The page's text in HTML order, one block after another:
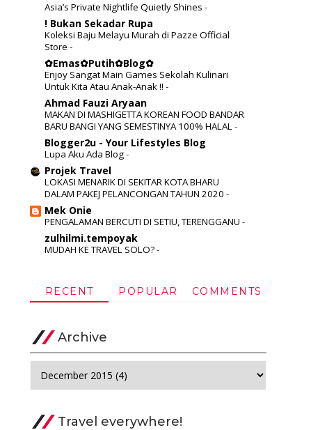
Asia’s Private Nightlife Quietly Shines -
! Bukan Sekadar Rupa
Koleksi Baju Melayu Murah di Pazze Official
Store -
✿Emas✿Putih✿Blog✿
Enjoy Sangat Main Games Sekolah Kulinari
Untuk Kita Atau Anak-Anak !! -
Ahmad Fauzi Aryaan
MAKAN DI MASHIGETTA KOREAN FOOD BANDAR
BARU BANGI YANG SEMESTINYA 100% HALAL-
Blogger2u - Your Lifestyles Blog
Lupa Aku Ada Blog-
Projek Travel
LOKASI MENARIK DI SEKITAR KOTA BHARU
DALAM PAKEJ PELANCONGAN TAHUN 2020 -
Mek Onie
PENGALAMAN BERCUTI DI SETIU, TERENGGANU -
zulhilmi.tempoyak
MUDAH KE TRAVEL SOLO?-
RECENT POPULAR COMMENTS
Archive
Travel everywhere!